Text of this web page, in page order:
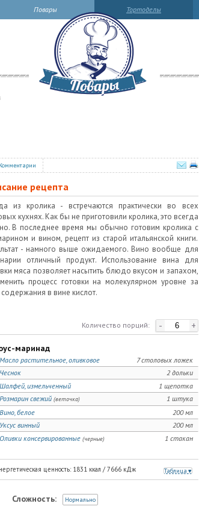
Тортоделы
Повары
Комментарии
рецепта
из кролика - встречаются практически во всех
кухнях. Как бы не приготовили кролика, это всегда
В последнее время мы обычно готовим кролика с
и вином, рецепт из старой итальянской книги.
- намного выше ожидаемого. Вино вообще для
отличный продукт. Использование вина для
мяса позволяет насытить блюдо вкусом и запахом,
процесс готовки на молекулярном уровне за
содержания в вине кислот.
- +
Количество порций:
маринад
7 столовых ложек
Масло растительное, оливковое
2 дольки
Чеснок
1 щепотка
Шалфей, измельченный
1 штука
Розмарин свежий(веточка)
200 мл
Вино, белое
200 мл
Уксус винный
1 стакан
Оливки консервированные(черные)
Таблица
ценность: 1831ккал / 7666кДж
Сложность: Нормально